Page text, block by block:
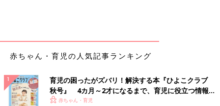
赤ちゃん・育児の人気記事ランキング
育児の困ったがズバリ！解決する本『ひよこクラブ
秋号』 4カ月～2才になるまで、育児に役立つ情報が
いっぱい！
赤ちゃん・育児